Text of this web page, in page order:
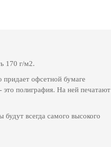
170 г/м2.
офсетной бумаге
это полиграфия. На ней печатают
всегда самого высокого